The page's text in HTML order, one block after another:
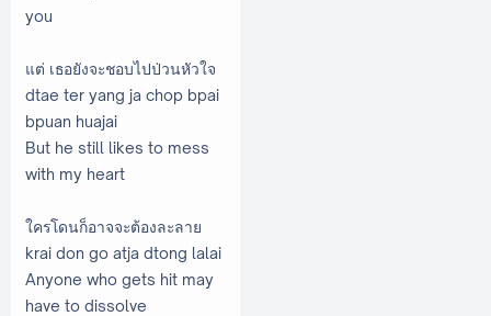
you
แต่ เธอยังจะชอบไปป่วนหัวใจ
dtae ter yang ja chop bpai
bpuan huajai
But he still likes to mess
with my heart
ใครโดนก็อาจจะต้องละลาย
krai don go atja dtong lalai
Anyone who gets hit may
have to dissolve